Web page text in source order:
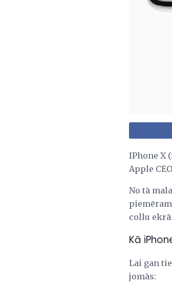
IPhone X
Apple
No tā
collu
Kā
Lai gan
jomās: